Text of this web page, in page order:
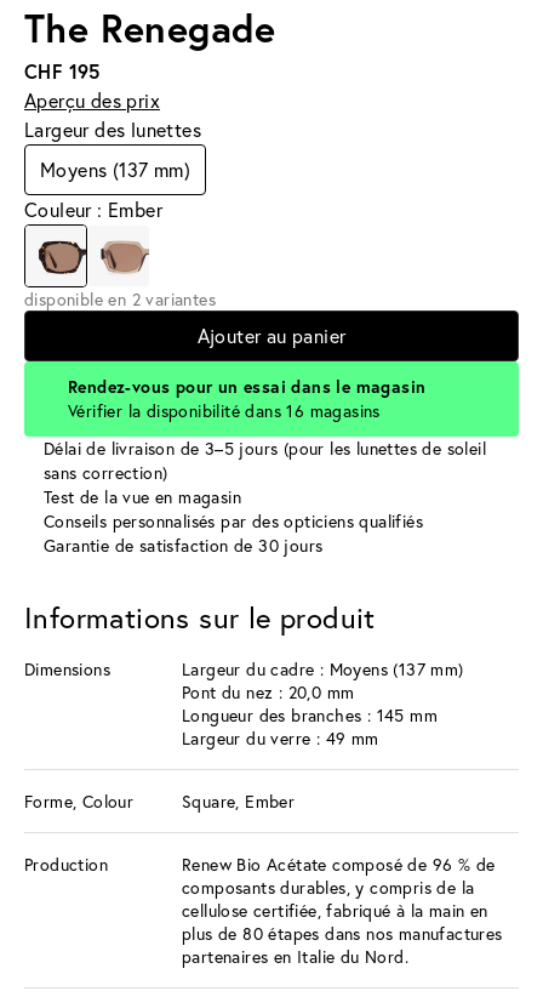
The Renegade
CHF 195
Aperçu des prix
Largeur des lunettes
Moyens (137 mm)
Couleur : Ember
disponible en 2 variantes
Ajouter au panier
Rendez-vous pour un essai dans le magasin
Vérifier la disponibilité dans 16 magasins
Délai de livraison de 3–5 jours (pour les lunettes de soleil
sans correction)
Test de la vue en magasin
Conseils personnalisés par des opticiens qualifiés
Garantie de satisfaction de 30 jours
Informations sur le produit
Dimensions
Largeur du cadre : Moyens (137 mm)
Pont du nez : 20,0 mm
Longueur des branches : 145 mm
Largeur du verre : 49 mm
Forme, Colour Square, Ember
Production
Renew Bio Acétate composé de 96 % de
composants durables, y compris de la
cellulose certifiée, fabriqué à la main en
plus de 80 étapes dans nos manufactures
partenaires en Italie du Nord.